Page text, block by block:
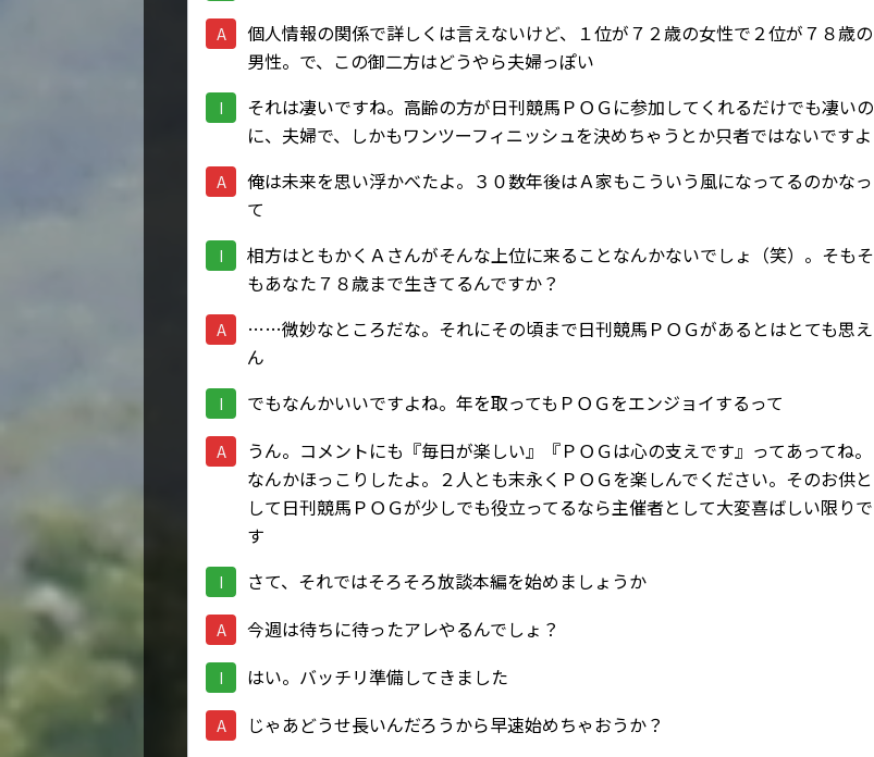
A
個人情報の関係で詳しくは言えないけど、１位が７２歳の女性で２位が７８歳の
男性。で、この御二方はどうやら夫婦っぽい
I
それは凄いですね。高齢の方が日刊競馬ＰＯＧに参加してくれるだけでも凄いの
に、夫婦で、しかもワンツーフィニッシュを決めちゃうとか只者ではないですよ
A
俺は未来を思い浮かべたよ。３０数年後はＡ家もこういう風になってるのかなっ
て
I
相方はともかくＡさんがそんな上位に来ることなんかないでしょ（笑）。そもそ
もあなた７８歳まで生きてるんですか？
A
……微妙なところだな。それにその頃まで日刊競馬ＰＯＧがあるとはとても思え
ん
I でもなんかいいですよね。年を取ってもＰＯＧをエンジョイするって
A
うん。コメントにも『毎日が楽しい』『ＰＯＧは心の支えです』ってあってね。
なんかほっこりしたよ。２人とも末永くＰＯＧを楽しんでください。そのお供と
して日刊競馬ＰＯＧが少しでも役立ってるなら主催者として大変喜ばしい限りで
す
I さて、それではそろそろ放談本編を始めましょうか
A 今週は待ちに待ったアレやるんでしょ？
I はい。バッチリ準備してきました
A じゃあどうせ長いんだろうから早速始めちゃおうか？